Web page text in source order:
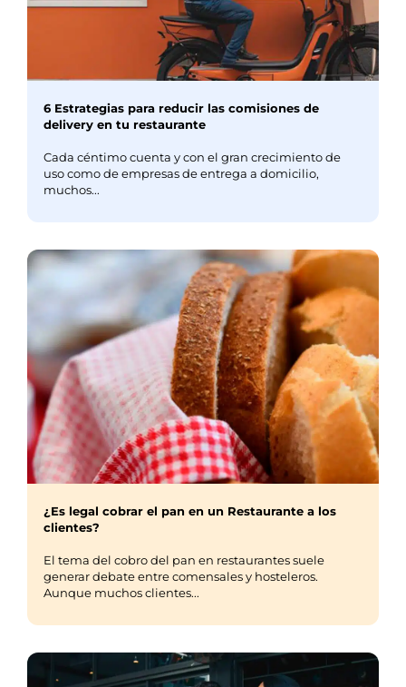
6 Estrategias para reducir las comisiones de
delivery en tu restaurante
Cada céntimo cuenta y con el gran crecimiento de
uso como de empresas de entrega a domicilio,
muchos...
¿Es legal cobrar el pan en un Restaurante a los
clientes?
El tema del cobro del pan en restaurantes suele
generar debate entre comensales y hosteleros.
Aunque muchos clientes...